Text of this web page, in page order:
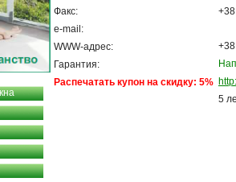
Факс:
e-mail:
WWW-адрес:
Гарантия:
Распечатать купон на скидку: 5%
5